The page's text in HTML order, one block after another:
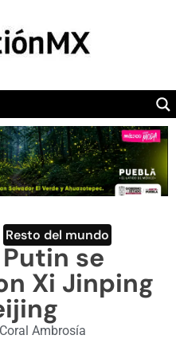
Resto del mundo
se
Xi Jinping
Coral Ambrosía